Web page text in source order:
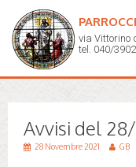
via Vittorino
tel. 040/
Avvisi del 28/
28 Novembre 2021 GB